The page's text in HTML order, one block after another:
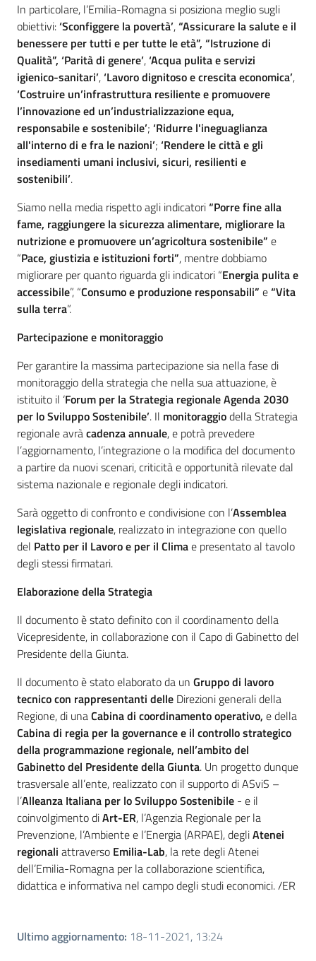
In particolare, l’Emilia-Romagna si posiziona meglio sugli
obiettivi:‘Sconfiggere la povertà’,“Assicurare la salute e il
benessere per tutti e per tutte le età”, “Istruzione di
Qualità”, ‘Parità di genere’,‘Acqua pulita e servizi
igienico-sanitari’,‘Lavoro dignitoso e crescita economica’,
‘Costruire un’infrastruttura resiliente e promuovere
l’innovazione ed un’industrializzazione equa,
responsabile e sostenibile’; ‘Ridurre l'ineguaglianza
all'interno di e fra le nazioni’; ‘Rendere le città e gli
insediamenti umani inclusivi, sicuri, resilienti e
sostenibili’.
Siamo nella media rispetto agli indicatori“Porre fine alla
fame, raggiungere la sicurezza alimentare, migliorare la
nutrizione e promuovere un’agricoltura sostenibile” e
“Pace, giustizia e istituzioni forti”, mentre dobbiamo
migliorare per quanto riguarda gli indicatori “Energia pulita e
accessibile”, “Consumo e produzione responsabili” e“Vita
sulla terra”.
Partecipazione e monitoraggio
Per garantire la massima partecipazione sia nella fase di
monitoraggio della strategia che nella sua attuazione, è
istituito il ‘Forum per la Strategia regionale Agenda 2030
per lo Sviluppo Sostenibile’. Il monitoraggiodella Strategia
regionale avràcadenza annuale, e potrà prevedere
l’aggiornamento, l’integrazione o la modifica del documento
a partire da nuovi scenari, criticità e opportunità rilevate dal
sistema nazionale e regionale degli indicatori.
Sarà oggetto di confronto e condivisione con l’Assemblea
legislativa regionale, realizzato in integrazione con quello
del Patto per il Lavoro e per il Climae presentato al tavolo
degli stessi firmatari.
Elaborazione della Strategia
Il documento è stato definito con il coordinamento della
Vicepresidente, in collaborazione con il Capo di Gabinetto del
Presidente della Giunta.
Il documento è stato elaborato da un Gruppo di lavoro
tecnico con rappresentanti delle Direzioni generali della
Regione, di unaCabina di coordinamento operativo, e della
Cabina di regia per la governance e il controllo strategico
della programmazione regionale, nell’ambito del
Gabinetto del Presidente della Giunta. Un progetto dunque
trasversale all’ente, realizzato con il supporto di ASviS –
l’Alleanza Italiana per lo Sviluppo Sostenibile - e il
coinvolgimento diArt-ER, l’Agenzia Regionale per la
Prevenzione, l’Ambiente e l’Energia (ARPAE), degliAtenei
regionali attraverso Emilia-Lab, la rete degli Atenei
dell’Emilia-Romagna per la collaborazione scientifica,
didattica e informativa nel campo degli studi economici. /ER
Ultimo aggiornamento: 18-11-2021, 13:24